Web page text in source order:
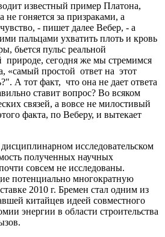
известный пример Платона,
гоняется за призраками, а
- пишет далее Вебер, - а
пальцами ухватить плоть и кровь
бьется пульс реальной
природе, сегодня же мы стремимся
«самый простой ответ на этот
А тот факт, что она не дает ответа
ставит вопрос? Во всяком
связей, а вовсе не милостивый
факта, по Веберу, и вытекает
исследовательском
полученных научных
совсем не исследованы.
потенциально многократную
2010 г. Бремен стал одним из
китайцев идеей совместного
энергии в области строительства